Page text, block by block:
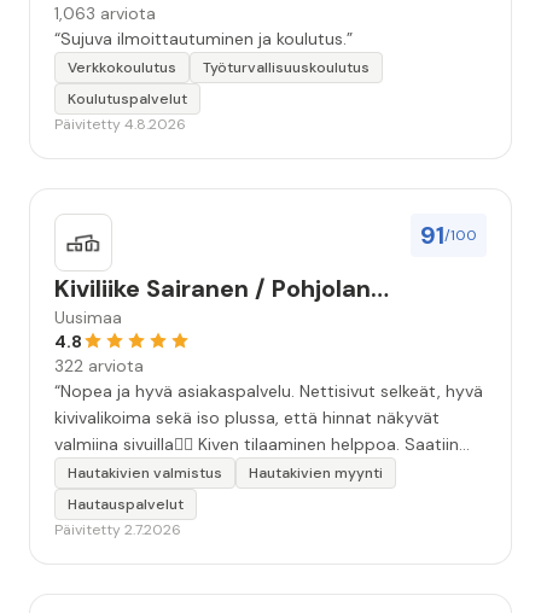
1,063 arviota
“Sujuva ilmoittautuminen ja koulutus.”
Verkkokoulutus
Työturvallisuuskoulutus
Koulutuspalvelut
Päivitetty 4.8.2026
91/100
Kiviliike Sairanen / Pohjolan
Muistokivi
Uusimaa
4.8
322 arviota
“Nopea ja hyvä asiakaspalvelu. Nettisivut selkeät, hyvä
kivivalikoima sekä iso plussa, että hinnat näkyvät
valmiina sivuilla👍🏻 Kiven tilaaminen helppoa. Saatiin
äidille kaunis, ammattitaidolla tehty kivi❤️ Kiitos!”
Hautakivien valmistus
Hautakivien myynti
Hautauspalvelut
Päivitetty 2.7.2026